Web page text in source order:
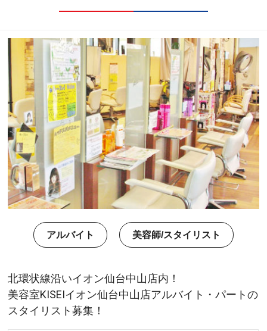
アルバイト 美容師/スタイリスト
北環状線沿いイオン仙台中山店内！
美容室KISEIイオン仙台中山店アルバイト・パートの
スタイリスト募集！